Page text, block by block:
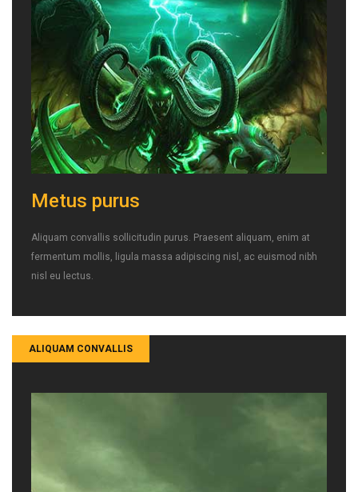
Metus purus
Aliquam convallis sollicitudin purus. Praesent aliquam, enim at
fermentum mollis, ligula massa adipiscing nisl, ac euismod nibh
nisl eu lectus.
ALIQUAM CONVALLIS